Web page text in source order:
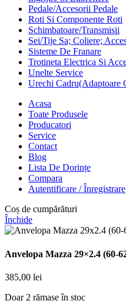
Pedale/Accesorii Pedale
Roti Si Componente Roti
Schimbatoare/Transmisii
Sei/Tije Sa; Coliere;
Sisteme De Franare
Trotineta Electrica Si
Unelte Service
Urechi Cadru(Adaptoare
Acasa
Toate Produsele
Producatori
Service
Contact
Blog
Lista De Dorințe
Compara
Autentificare / Înregistrare
Coș de cumpărături
Închide
Anvelopa Mazza 29×2.4 (60-
385,00 lei
Doar 2 rămase în stoc